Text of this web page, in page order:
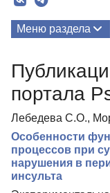
Меню раздела
портала
Лебедева С.О.,
Особенности
процессов при
нарушения в
инсульта